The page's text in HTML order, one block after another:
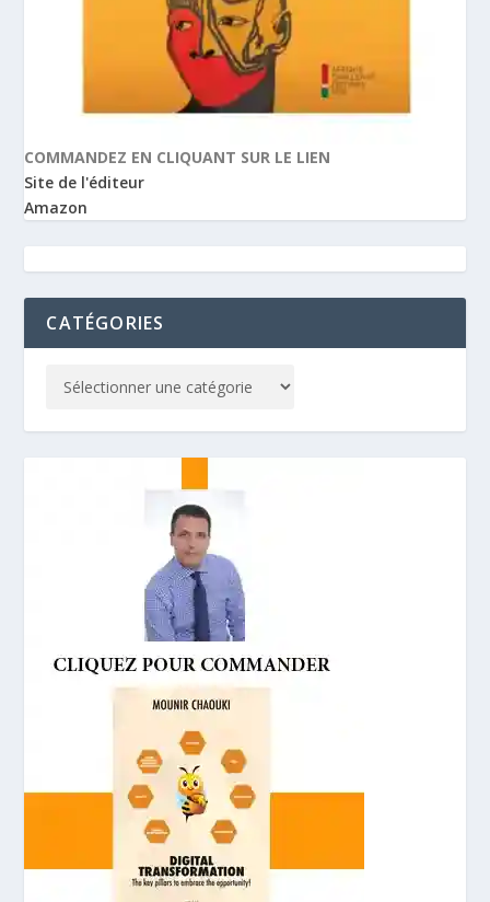
COMMANDEZ EN CLIQUANT SUR LE LIEN
Site de l'éditeur
Amazon
CATÉGORIES